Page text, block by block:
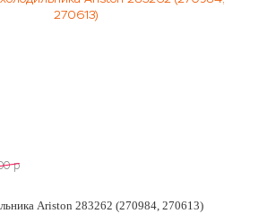
p
Ariston 283262 (270984, 270613)